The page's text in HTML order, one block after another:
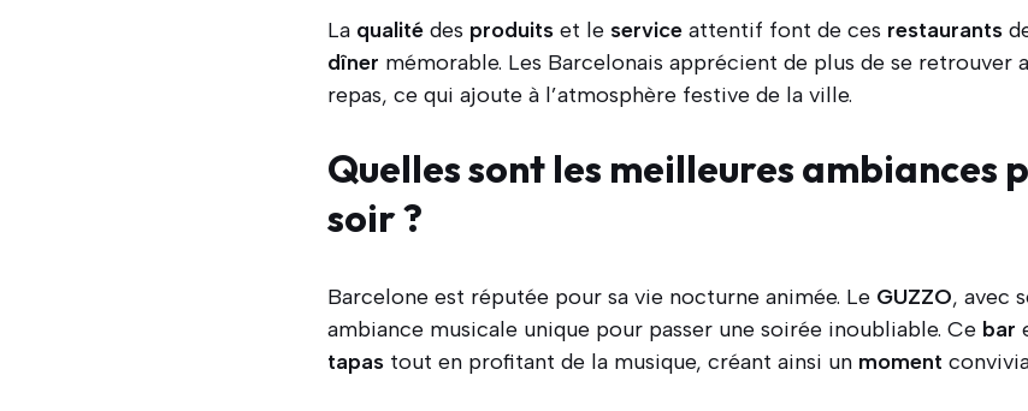
La qualité des produits et le service attentif font de ces restaurants
dîner mémorable. Les Barcelonais apprécient de plus de se retrouver
repas, ce qui ajoute à l’atmosphère festive de la ville.
Quelles sont les meilleures ambiances
soir ?
Barcelone est réputée pour sa vie nocturne animée. Le GUZZO, avec
ambiance musicale unique pour passer une soirée inoubliable. Ce bar
tapas tout en profitant de la musique, créant ainsi un moment